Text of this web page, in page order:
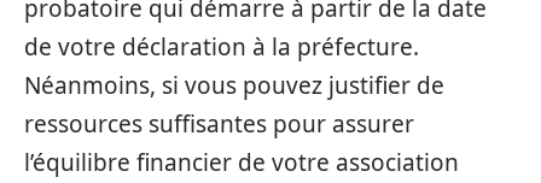
probatoire qui démarre à partir de la date
de votre déclaration à la préfecture.
Néanmoins, si vous pouvez justifier de
ressources suffisantes pour assurer
l’équilibre financier de votre association